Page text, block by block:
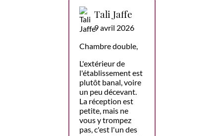
Tali Jaffe
9 avril 2026
Chambre double,
L'extérieur de
l'établissement est
plutôt banal, voire
un peu décevant.
La réception est
petite, mais ne
vous y trompez
pas, c'est l'un des